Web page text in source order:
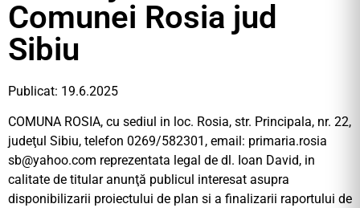
Comunei Rosia jud
Sibiu
Publicat: 19.6.2025
COMUNA ROSIA, cu sediul in loc. Rosia, str. Principala, nr. 22,
judeţul Sibiu, telefon 0269/582301, email: primaria.rosia
sb@yahoo.com reprezentata legal de dl. Ioan David, in
calitate de titular anunţă publicul interesat asupra
disponibilizarii proiectului de plan si a finalizarii raportului de